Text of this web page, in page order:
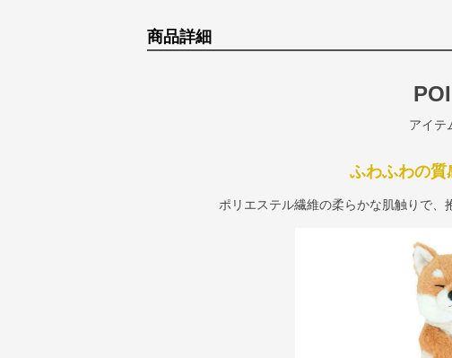
商品詳細
アイテ
ふわふわの質
ポリエステル繊維の柔らかな肌触りで、